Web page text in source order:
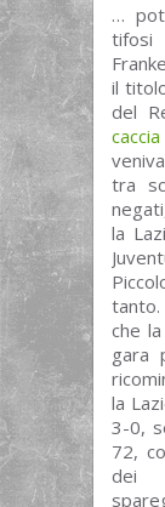
…
tifosi
il
del
tra
la
tanto.
che
gara
la
3-0,
72,
dei